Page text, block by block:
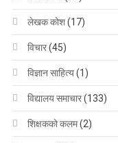
लेखक कोश(17)
विचार(45)
विज्ञान साहित्य(1)
विद्यालय समाचार(133)
शिक्षककाे कलम(2)